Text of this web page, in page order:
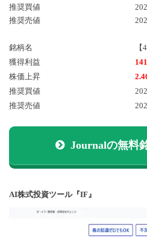
推奨買値
推奨売値
銘柄名
獲得利益
株価上昇
推奨買値
推奨売値
Journalの無料
AI株式投資ツール『IF』